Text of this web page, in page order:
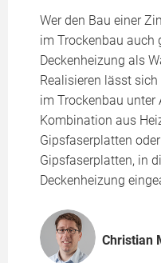
Wer den Bau einer
im Trockenbau auch
Deckenheizung als
Realisieren lässt
im Trockenbau unter
Kombination aus
Gipsfaserplatten
Gipsfaserplatten, in
Deckenheizung
Christian